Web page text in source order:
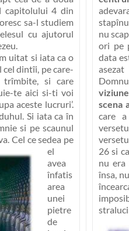
capitolului 4 din
sa-l studiem
cu ajutorul
uitat si iata ca o
cel dintîi, pe care-
trîmbite, si care
te aici si-ti voi
aceste lucruri’.
Si iata ca în
si pe scaunul
Cel ce sedea pe
el
avea
înfatis
area
unei
pietre
de
nu
ori pe
data
scena
care
26 si
nu era
însa,